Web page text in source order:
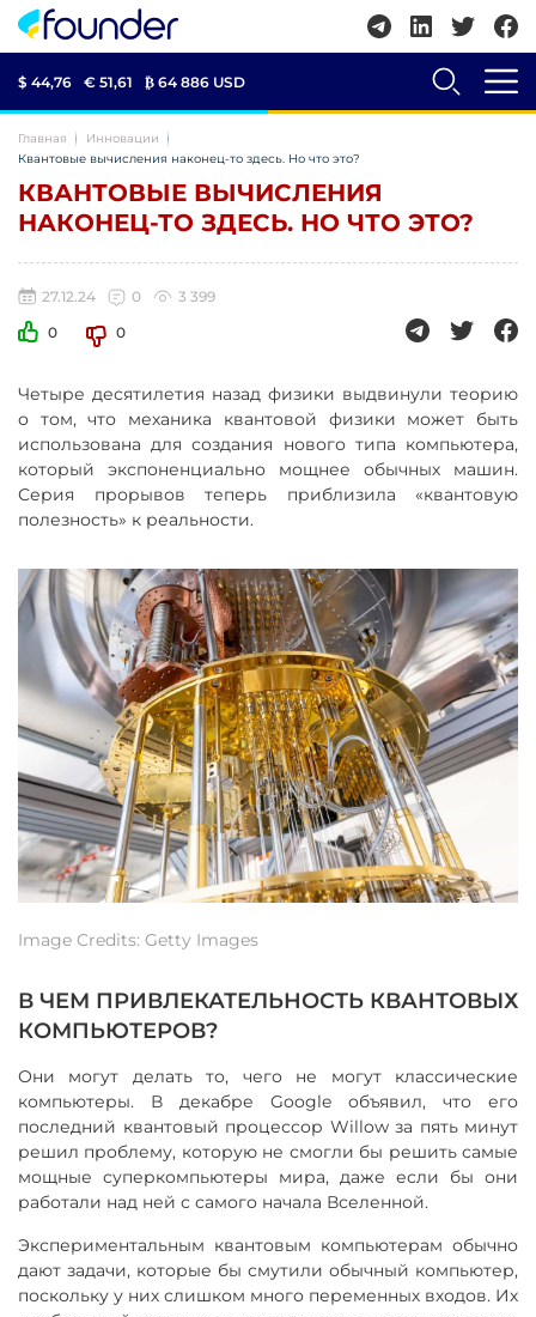
$ 44,76 € 51,61 ₿ 64 886 USD
Главная
Инновации
Квантовые вычисления наконец-то здесь. Но что это?
КВАНТОВЫЕ ВЫЧИСЛЕНИЯ
НАКОНЕЦ-ТО ЗДЕСЬ. НО ЧТО ЭТО?
27.12.24 0
3 399
0
0
Четыре десятилетия назад физики выдвинули теорию
о том, что механика квантовой физики может быть
использована для создания нового типа компьютера,
который экспоненциально мощнее обычных машин.
Серия прорывов теперь приблизила «квантовую
полезность» к реальности.
Image Credits: Getty Images
В ЧЕМ ПРИВЛЕКАТЕЛЬНОСТЬ КВАНТОВЫХ
КОМПЬЮТЕРОВ?
Они могут делать то, чего не могут классические
компьютеры. В декабре Google объявил, что его
последний квантовый процессор Willow за пять минут
решил проблему, которую не смогли бы решить самые
мощные суперкомпьютеры мира, даже если бы они
работали над ней с самого начала Вселенной.
Экспериментальным квантовым компьютерам обычно
дают задачи, которые бы смутили обычный компьютер,
поскольку у них слишком много переменных входов. Их